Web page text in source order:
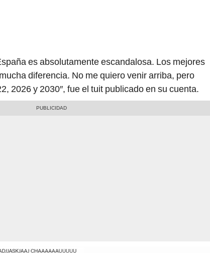
diferencia. No me quiero venir arriba, pero
2026 y 2030″, fue el tuit publicado en su cuenta.